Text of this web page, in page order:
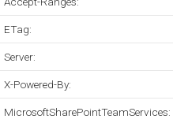
ETag:
Server:
X-Powered-By:
MicrosoftSharePointTeamServices: